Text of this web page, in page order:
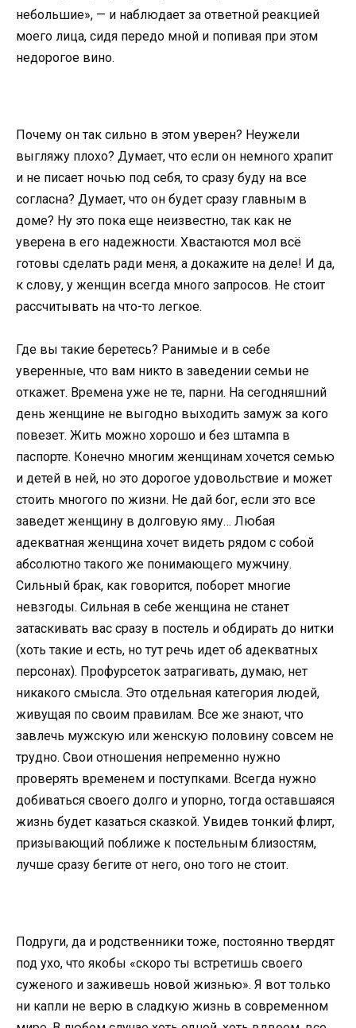
небольшие», — и наблюдает за ответной реакцией
моего лица, сидя передо мной и попивая при этом
недорогое вино.
Почему он так сильно в этом уверен? Неужели
выгляжу плохо? Думает, что если он немного храпит
и не писает ночью под себя, то сразу буду на все
согласна? Думает, что он будет сразу главным в
доме? Ну это пока еще неизвестно, так как не
уверена в его надежности. Хвастаются мол всё
готовы сделать ради меня, а докажите на деле! И да,
к слову, у женщин всегда много запросов. Не стоит
рассчитывать на что-то легкое.
Где вы такие беретесь? Ранимые и в себе
уверенные, что вам никто в заведении семьи не
откажет. Времена уже не те, парни. На сегодняшний
день женщине не выгодно выходить замуж за кого
повезет. Жить можно хорошо и без штампа в
паспорте. Конечно многим женщинам хочется семью
и детей в ней, но это дорогое удовольствие и может
стоить многого по жизни. Не дай бог, если это все
заведет женщину в долговую яму… Любая
адекватная женщина хочет видеть рядом с собой
абсолютно такого же понимающего мужчину.
Сильный брак, как говорится, поборет многие
невзгоды. Сильная в себе женщина не станет
затаскивать вас сразу в постель и обдирать до нитки
(хоть такие и есть, но тут речь идет об адекватных
персонах). Профурсеток затрагивать, думаю, нет
никакого смысла. Это отдельная категория людей,
живущая по своим правилам. Все же знают, что
завлечь мужскую или женскую половину совсем не
трудно. Свои отношения непременно нужно
проверять временем и поступками. Всегда нужно
добиваться своего долго и упорно, тогда оставшаяся
жизнь будет казаться сказкой. Увидев тонкий флирт,
призывающий поближе к постельным близостям,
лучше сразу бегите от него, оно того не стоит.
Подруги, да и родственники тоже, постоянно твердят
под ухо, что якобы «скоро ты встретишь своего
суженого и заживешь новой жизнью». Я вот только
ни капли не верю в сладкую жизнь в современном